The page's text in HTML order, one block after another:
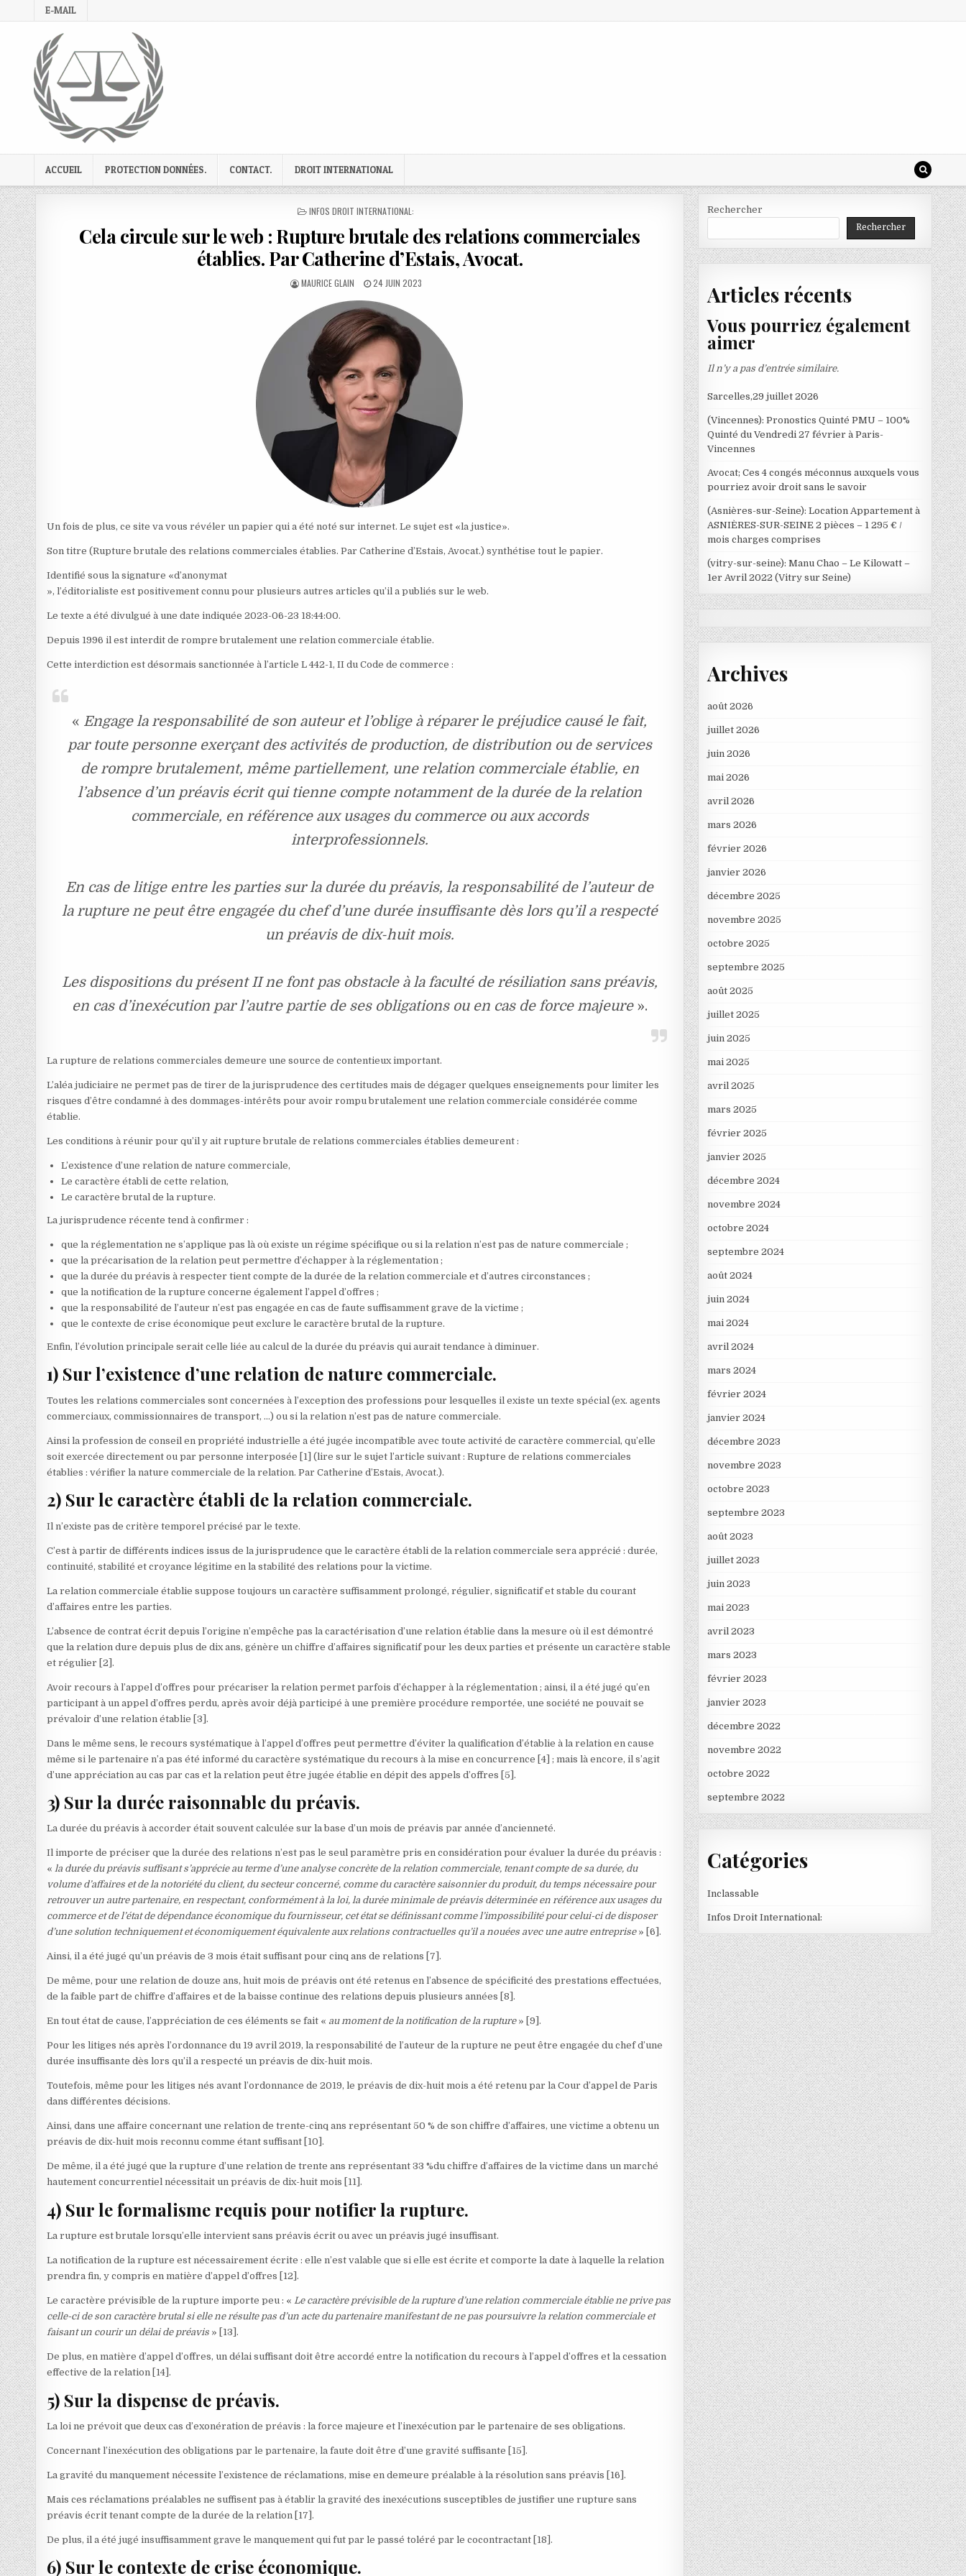
to
E-MAIL
ACCUEIL PROTECTION DONNÉES. CONTACT. DROIT INTERNATIONAL
POSTED
INFOS DROIT INTERNATIONAL:
Cela circule sur le web : Rupture brutale des relations commerciales
établies. Par Catherine d’Estais, Avocat.
AUTHOR:
MAURICE GLAIN
PUBLISHED
24 JUIN 2023
Un fois de plus, ce site va vous révéler un papier qui a été noté sur internet. Le sujet est «la justice».
Son titre (Rupture brutale des relations commerciales établies. Par Catherine d’Estais, Avocat.) synthétise tout le papier.
Identifié sous la signature «d’anonymat
», l’éditorialiste est positivement connu pour plusieurs autres articles qu’il a publiés sur le web.
Le texte a été divulgué à une date indiquée 2023-06-23 18:44:00.
Depuis 1996 il est interdit de rompre brutalement une relation commerciale établie.
Cette interdiction est désormais sanctionnée à l’article L 442-1, II du Code de commerce :
« Engage la responsabilité de son auteur et l’oblige à réparer le préjudice causé le fait,
par toute personne exerçant des activités de production, de distribution ou de services
de rompre brutalement, même partiellement, une relation commerciale établie, en
l’absence d’un préavis écrit qui tienne compte notamment de la durée de la relation
commerciale, en référence aux usages du commerce ou aux accords
interprofessionnels.
En cas de litige entre les parties sur la durée du préavis, la responsabilité de l’auteur de
la rupture ne peut être engagée du chef d’une durée insuffisante dès lors qu’il a respecté
un préavis de dix-huit mois.
Les dispositions du présent II ne font pas obstacle à la faculté de résiliation sans préavis,
en cas d’inexécution par l’autre partie de ses obligations ou en cas de force majeure».
La rupture de relations commerciales demeure une source de contentieux important.
L’aléa judiciaire ne permet pas de tirer de la jurisprudence des certitudes mais de dégager quelques enseignements pour limiter les
risques d’être condamné à des dommages-intérêts pour avoir rompu brutalement une relation commerciale considérée comme
établie.
Les conditions à réunir pour qu’il y ait rupture brutale de relations commerciales établies demeurent :
L’existence d’une relation de nature commerciale,
Le caractère établi de cette relation,
Le caractère brutal de la rupture.
La jurisprudence récente tend à confirmer :
que la réglementation ne s’applique pas là où existe un régime spécifique ou si la relation n’est pas de nature commerciale ;
que la précarisation de la relation peut permettre d’échapper à la réglementation ;
que la durée du préavis à respecter tient compte de la durée de la relation commerciale et d’autres circonstances ;
que la notification de la rupture concerne également l’appel d’offres ;
que la responsabilité de l’auteur n’est pas engagée en cas de faute suffisamment grave de la victime ;
que le contexte de crise économique peut exclure le caractère brutal de la rupture.
Enfin, l’évolution principale serait celle liée au calcul de la durée du préavis qui aurait tendance à diminuer.
1) Sur l’existence d’une relation de nature commerciale.
Toutes les relations commerciales sont concernées à l’exception des professions pour lesquelles il existe un texte spécial (ex. agents
commerciaux, commissionnaires de transport, …) ou si la relation n’est pas de nature commerciale.
Ainsi la profession de conseil en propriété industrielle a été jugée incompatible avec toute activité de caractère commercial, qu’elle
soit exercée directement ou par personne interposée [1]
(lire sur le sujet l’article suivant : Rupture de relations commerciales
établies : vérifier la nature commerciale de la relation. Par Catherine d’Estais, Avocat.).
2) Sur le caractère établi de la relation commerciale.
Il n’existe pas de critère temporel précisé par le texte.
C’est à partir de différents indices issus de la jurisprudence que le caractère établi de la relation commerciale sera apprécié : durée,
continuité, stabilité et croyance légitime en la stabilité des relations pour la victime.
La relation commerciale établie suppose toujours un caractère suffisamment prolongé, régulier, significatif et stable du courant
d’affaires entre les parties.
L’absence de contrat écrit depuis l’origine n’empêche pas la caractérisation d’une relation établie dans la mesure où il est démontré
que la relation dure depuis plus de dix ans, génère un chiffre d’affaires significatif pour les deux parties et présente un caractère stable
et régulier [2] .
Avoir recours à l’appel d’offres pour précariser la relation permet parfois d’échapper à la réglementation ; ainsi, il a été jugé qu’en
participant à un appel d’offres perdu, après avoir déjà participé à une première procédure remportée, une société ne pouvait se
prévaloir d’une relation établie [3] .
Dans le même sens, le recours systématique à l’appel d’offres peut permettre d’éviter la qualification d’établie à la relation en cause
même si le partenaire n’a pas été informé du caractère systématique du recours à la mise en concurrence [4] ; mais là encore, il s’agit
d’une appréciation au cas par cas et la relation peut être jugée établie en dépit des appels d’offres [5] .
3) Sur la durée raisonnable du préavis.
La durée du préavis à accorder était souvent calculée sur la base d’un mois de préavis par année d’ancienneté.
Il importe de préciser que la durée des relations n’est pas le seul paramètre pris en considération pour évaluer la durée du préavis :
«la durée du préavis suffisant s’apprécie au terme d’une analyse concrète de la relation commerciale, tenant compte de sa durée, du
volume d’affaires et de la notoriété du client, du secteur concerné, comme du caractère saisonnier du produit, du temps nécessaire pour
retrouver un autre partenaire, en respectant, conformément à la loi, la durée minimale de préavis déterminée en référence aux usages du
commerce et de l’état de dépendance économique du fournisseur, cet état se définissant comme l’impossibilité pour celui-ci de disposer
d’une solution techniquement et économiquement équivalente aux relations contractuelles qu’il a nouées avec une autre entreprise» [6].
Ainsi, il a été jugé qu’un préavis de 3 mois était suffisant pour cinq ans de relations [7].
De même, pour une relation de douze ans, huit mois de préavis ont été retenus en l’absence de spécificité des prestations effectuées,
de la faible part de chiffre d’affaires et de la baisse continue des relations depuis plusieurs années [8].
En tout état de cause, l’appréciation de ces éléments se fait « au moment de la notification de la rupture» [9].
Pour les litiges nés après l’ordonnance du 19 avril 2019, la responsabilité de l’auteur de la rupture ne peut être engagée du chef d’une
durée insuffisante dès lors qu’il a respecté un préavis de dix-huit mois.
Toutefois, même pour les litiges nés avant l’ordonnance de 2019, le préavis de dix-huit mois a été retenu par la Cour d’appel de Paris
dans différentes décisions.
Ainsi, dans une affaire concernant une relation de trente-cinq ans représentant 50 % de son chiffre d’affaires, une victime a obtenu un
préavis de dix-huit mois reconnu comme étant suffisant [10].
De même, il a été jugé que la rupture d’une relation de trente ans représentant 33 %du chiffre d’affaires de la victime dans un marché
hautement concurrentiel nécessitait un préavis de dix-huit mois [11].
4) Sur le formalisme requis pour notifier la rupture.
La rupture est brutale lorsqu’elle intervient sans préavis écrit ou avec un préavis jugé insuffisant.
La notification de la rupture est nécessairement écrite : elle n’est valable que si elle est écrite et comporte la date à laquelle la relation
prendra fin, y compris en matière d’appel d’offres [12].
Le caractère prévisible de la rupture importe peu : «Le caractère prévisible de la rupture d’une relation commerciale établie ne prive pas
celle-ci de son caractère brutal si elle ne résulte pas d’un acte du partenaire manifestant de ne pas poursuivre la relation commerciale et
faisant un courir un délai de préavis » [13].
De plus, en matière d’appel d’offres, un délai suffisant doit être accordé entre la notification du recours à l’appel d’offres et la cessation
effective de la relation [14].
5) Sur la dispense de préavis.
La loi ne prévoit que deux cas d’exonération de préavis : la force majeure et l’inexécution par le partenaire de ses obligations.
Concernant l’inexécution des obligations par le partenaire, la faute doit être d’une gravité suffisante [15] .
La gravité du manquement nécessite l’existence de réclamations, mise en demeure préalable à la résolution sans préavis [16] .
Mais ces réclamations préalables ne suffisent pas à établir la gravité des inexécutions susceptibles de justifier une rupture sans
préavis écrit tenant compte de la durée de la relation [17] .
De plus, il a été jugé insuffisamment grave le manquement qui fut par le passé toléré par le cocontractant [18] .
6) Sur le contexte de crise économique.
Rechercher
Rechercher
Articles récents
Vous pourriez également
aimer
Il n’y a pas d’entrée similaire.
Sarcelles,29 juillet 2026
(Vincennes): Pronostics Quinté PMU – 100%
Quinté du Vendredi 27 février à Paris-
Vincennes
Avocat; Ces 4 congés méconnus auxquels vous
pourriez avoir droit sans le savoir
(Asnières-sur-Seine): Location Appartement à
ASNIÈRES-SUR-SEINE 2 pièces – 1 295 € /
mois charges comprises
(vitry-sur-seine): Manu Chao – Le Kilowatt –
1er Avril 2022 (Vitry sur Seine)
Archives
août 2026
juillet 2026
juin 2026
mai 2026
avril 2026
mars 2026
février 2026
janvier 2026
décembre 2025
novembre 2025
octobre 2025
septembre 2025
août 2025
juillet 2025
juin 2025
mai 2025
avril 2025
mars 2025
février 2025
janvier 2025
décembre 2024
novembre 2024
octobre 2024
septembre 2024
août 2024
juin 2024
mai 2024
avril 2024
mars 2024
février 2024
janvier 2024
décembre 2023
novembre 2023
octobre 2023
septembre 2023
août 2023
juillet 2023
juin 2023
mai 2023
avril 2023
mars 2023
février 2023
janvier 2023
décembre 2022
novembre 2022
octobre 2022
septembre 2022
Catégories
Inclassable
Infos Droit International: